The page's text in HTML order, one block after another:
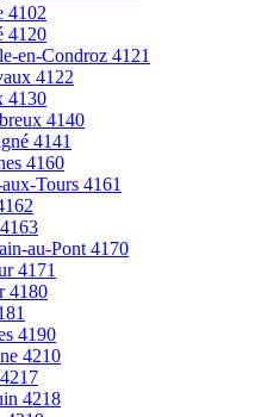
4102
4120
en-Condroz 4121
4122
4130
4140
4141
4160
Tours 4161
au-Pont 4170
4171
4180
4190
4210
4218